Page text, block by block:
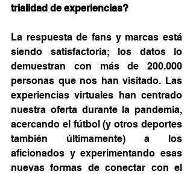
trialidad de experiencias?
La respuesta de fans y marcas está
siendo satisfactoria; los datos lo
demuestran con más de 200.000
personas que nos han visitado. Las
experiencias virtuales han centrado
nuestra oferta durante la pandemia,
acercando el fútbol (y otros deportes
también últimamente) a los
aficionados y experimentando esas
nuevas formas de conectar con el